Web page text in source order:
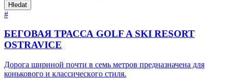
Hledat
#
БЕГОВАЯ ТРАССА GOLF A SKI RESORT
OSTRAVICE
Дорога шириной почти в семь метров предназначена для
коньковoгo и классическoгo с­тиля.